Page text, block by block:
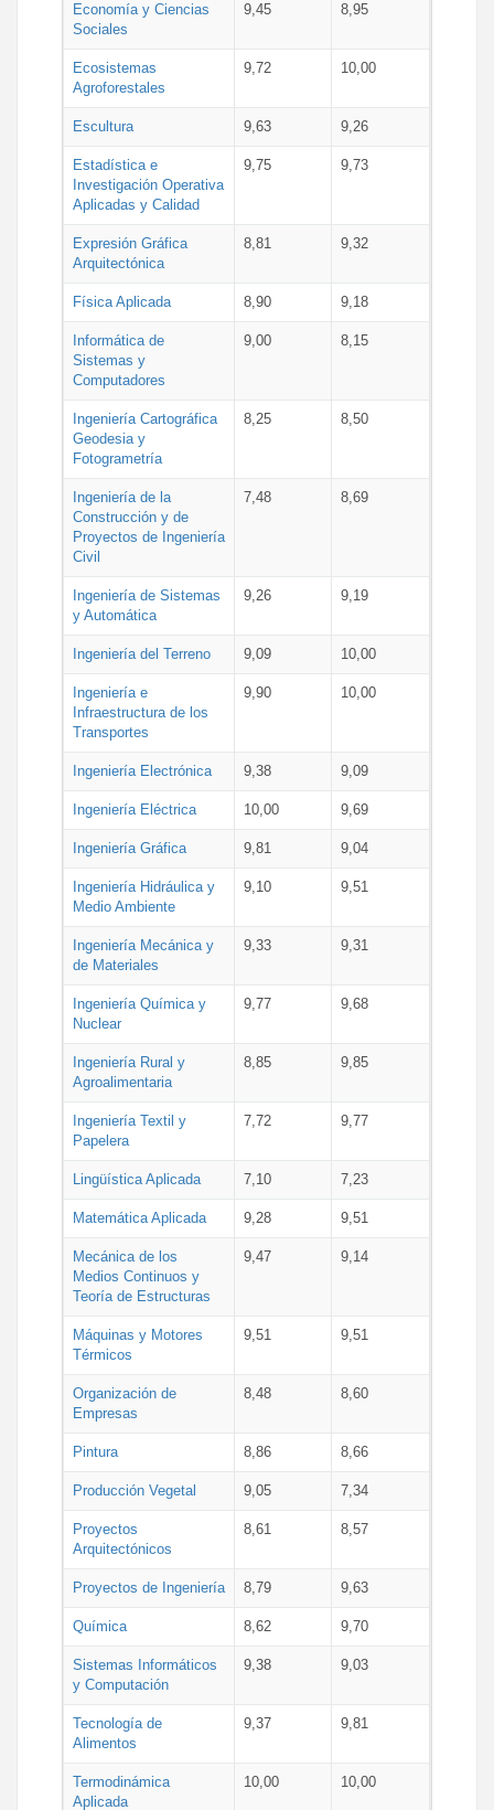
Economía y Ciencias
Sociales
9,45 8,95
Ecosistemas
Agroforestales
9,72 10,00
Escultura 9,63 9,26
Estadística e
Investigación Operativa
Aplicadas y Calidad
9,75 9,73
Expresión Gráfica
Arquitectónica
8,81 9,32
Física Aplicada 8,90 9,18
Informática de
Sistemas y
Computadores
9,00 8,15
Ingeniería Cartográfica
Geodesia y
Fotogrametría
8,25 8,50
Ingeniería de la
Construcción y de
Proyectos de Ingeniería
Civil
7,48 8,69
Ingeniería de Sistemas
y Automática
9,26 9,19
Ingeniería del Terreno 9,09 10,00
Ingeniería e
Infraestructura de los
Transportes
9,90 10,00
Ingeniería Electrónica 9,38 9,09
Ingeniería Eléctrica 10,00 9,69
Ingeniería Gráfica 9,81 9,04
Ingeniería Hidráulica y
Medio Ambiente
9,10 9,51
Ingeniería Mecánica y
de Materiales
9,33 9,31
Ingeniería Química y
Nuclear
9,77 9,68
Ingeniería Rural y
Agroalimentaria
8,85 9,85
Ingeniería Textil y
Papelera
7,72 9,77
Lingüística Aplicada 7,10 7,23
Matemática Aplicada 9,28 9,51
Mecánica de los
Medios Continuos y
Teoría de Estructuras
9,47 9,14
Máquinas y Motores
Térmicos
9,51 9,51
Organización de
Empresas
8,48 8,60
Pintura 8,86 8,66
Producción Vegetal 9,05 7,34
Proyectos
Arquitectónicos
8,61 8,57
Proyectos de Ingeniería 8,79 9,63
Química 8,62 9,70
Sistemas Informáticos
y Computación
9,38 9,03
Tecnología de
Alimentos
9,37 9,81
Termodinámica
Aplicada
10,00 10,00